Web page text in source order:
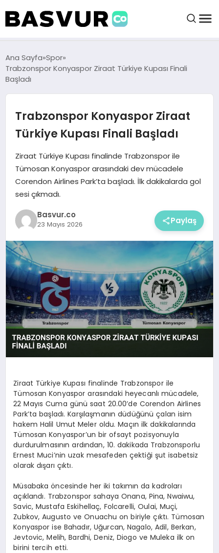
BAŞVURULAR
BAYILIKLER
HABERLER
İŞ FIKIRLERI
KRIPTO HABER
Ana Sayfa Spor
Trabzonspor Konyaspor Ziraat Türkiye Kupası Finali
Başladı
Trabzonspor Konyaspor Ziraat
Türkiye Kupası Finali Başladı
Ziraat Türkiye Kupası finalinde Trabzonspor ile
Tümosan Konyaspor arasındaki dev mücadele
Corendon Airlines Park’ta başladı. İlk dakikalarda gol
sesi çıkmadı.
Basvur.co
23 Mayıs 2026 Paylaş
Ziraat Türkiye Kupası finalinde Trabzonspor ile
Tümosan Konyaspor arasındaki heyecanlı mücadele,
22 Mayıs Cuma günü saat 20.00’de Corendon Airlines
Park’ta başladı. Karşılaşmanın düdüğünü çalan isim
hakem Halil Umut Meler oldu. Maçın ilk dakikalarında
Tümosan Konyaspor’un bir ofsayt pozisyonuyla
durdurulmasının ardından, 10. dakikada Trabzonsporlu
Ernest Muci’nin uzak mesafeden çektiği şut isabetsiz
olarak dışarı çıktı.
Müsabaka öncesinde her iki takımın da kadroları
açıklandı. Trabzonspor sahaya Onana, Pina, Nwaiwu,
Savic, Mustafa Eskihellaç, Folcarelli, Oulai, Muçi,
Zubkov, Augusto ve Onuachu on biriyle çıktı. Tümosan
Konyaspor ise Bahadır, Uğurcan, Nagalo, Adil, Berkan,
Jevtovic, Melih, Bardhi, Deniz, Diogo ve Muleka ilk on
birini tercih etti.